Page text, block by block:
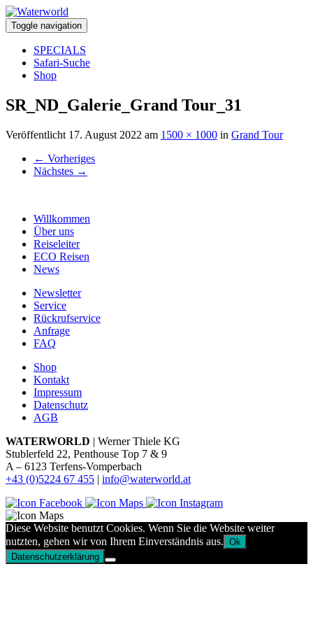
Toggle navigation
SPECIALS
Safari-Suche
Shop
SR_ND_Galerie_Grand Tour_31
Veröffentlicht 17. August 2022 am 1500 × 1000 in Grand Tour
← Vorheriges
Nächstes →
Willkommen
Über uns
Reiseleiter
ECO Reisen
News
Newsletter
Service
Rückrufservice
Anfrage
FAQ
Shop
Kontakt
Impressum
Datenschutz
AGB
WATERWORLD | Werner Thiele KG
Stublerfeld 22, Penthouse Top 7 & 9
A – 6123 Terfens-Vomperbach
+43 (0)5224 67 455 | info@waterworld.at
Diese Website benutzt Cookies. Wenn Sie die Website weiter
nutzten, gehen wir von Ihrem Einverständnis aus. Ok
Datenschutzerklärung